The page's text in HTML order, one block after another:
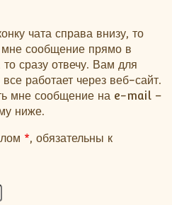
чата справа внизу, то
сообщение прямо в
сразу отвечу. Вам для
работает через веб-сайт.
мне сообщение на e-mail –
ниже.
*, обязательны к